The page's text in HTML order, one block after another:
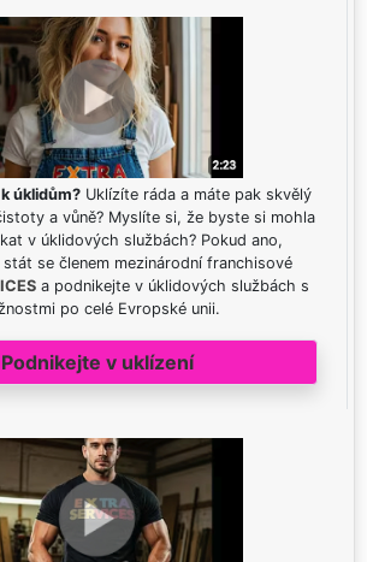
úklidům? Uklízíte ráda a máte pak skvělý
a vůně? Myslíte si, že byste si mohla
v úklidových službách? Pokud ano,
se členem mezinárodní franchisové
a podnikejte v úklidových službách s
po celé Evropské unii.
Podnikejte v uklízení